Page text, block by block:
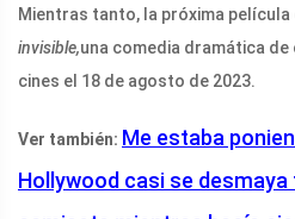
Mientras tanto, la próxima película
invisible,una comedia dramática
cines el 18 de agosto de 2023.
Ver también: Me estaba
Hollywood casi se